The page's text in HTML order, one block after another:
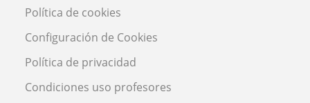
Política de cookies
Configuración de Cookies
Política de privacidad
Condiciones uso profesores